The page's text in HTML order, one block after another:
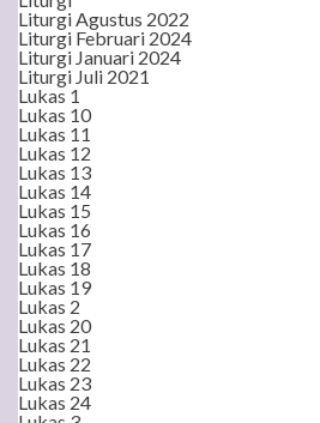
Liturgi Agustus 2022
Liturgi Februari 2024
Liturgi Januari 2024
Liturgi Juli 2021
Lukas 1
Lukas 10
Lukas 11
Lukas 12
Lukas 13
Lukas 14
Lukas 15
Lukas 16
Lukas 17
Lukas 18
Lukas 19
Lukas 2
Lukas 20
Lukas 21
Lukas 22
Lukas 23
Lukas 24